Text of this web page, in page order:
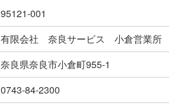
95121-001
有限会社 奈良サービス 小倉営業所
奈良県奈良市小倉町955-1
0743-84-2300